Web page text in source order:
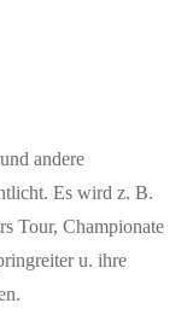
andere
Es wird z. B.
Tour, Championate
u. ihre